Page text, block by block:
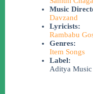
Music
Davzand
Lyricists:
Rambabu
Genres:
Item Songs
Label:
Aditya Music